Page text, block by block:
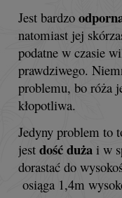
Jest bardzo
natomiast jej
podatne w czasie
prawdziwego.
problemu, bo róża
kłopotliwa.
Jedyny problem to
jest dość duża i w
dorastać do
osiąga 1,4m